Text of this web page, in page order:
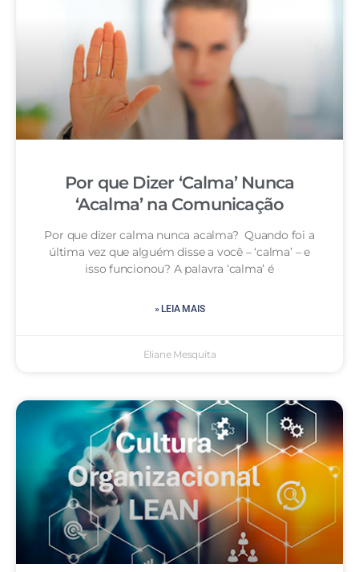
Por que Dizer ‘Calma’ Nunca
‘Acalma’ na Comunicação
Por que dizer calma nunca acalma? Quando foi a
última vez que alguém disse a você – ‘calma’ – e
isso funcionou? A palavra ‘calma’ é
» LEIA MAIS
Eliane Mesquita